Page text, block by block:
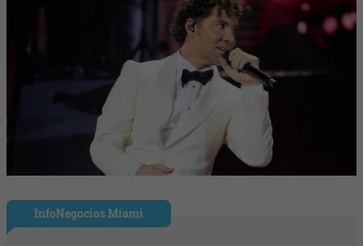
InfoNegocios Miami